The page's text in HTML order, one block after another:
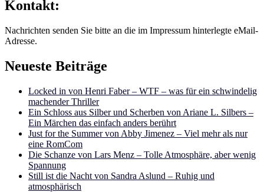
Kontakt:
Nachrichten senden Sie bitte an die im Impressum hinterlegte eMail-
Adresse.
Neueste Beiträge
Locked in von Henri Faber – WTF – was für ein schwindelig
machender Thriller
Ein Schloss aus Silber und Scherben von Ariane L. Silbers –
Ein Märchen das einfach anders berührt
Just for the Summer von Abby Jimenez – Viel mehr als nur
eine RomCom
Die Schanze von Lars Menz – Tolle Atmosphäre, aber wenig
Spannung
Still ist die Nacht von Sandra Aslund – Ruhig und
atmosphärisch